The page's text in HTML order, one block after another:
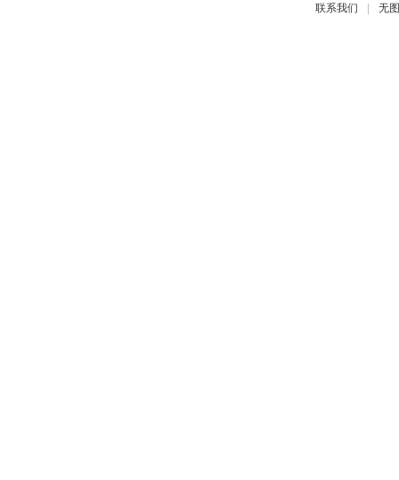
联系我们 | 无